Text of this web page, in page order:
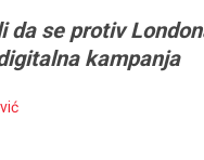
da se protiv
kampanja